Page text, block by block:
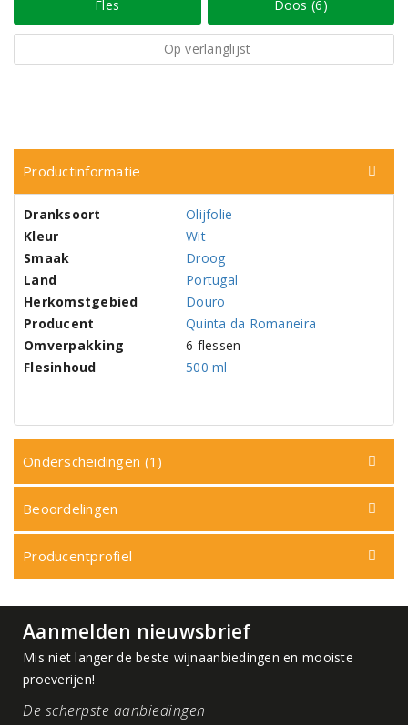
Fles Doos (6)
Op verlanglijst
Productinformatie
Dranksoort
Olijfolie
Kleur
Wit
Smaak
Droog
Land
Portugal
Herkomstgebied
Douro
Producent
Quinta da Romaneira
Omverpakking
6 flessen
Flesinhoud
500 ml
Onderscheidingen (1)
Beoordelingen
Producentprofiel
Aanmelden nieuwsbrief
Mis niet langer de beste wijnaanbiedingen en mooiste
proeverijen!
De scherpste aanbiedingen